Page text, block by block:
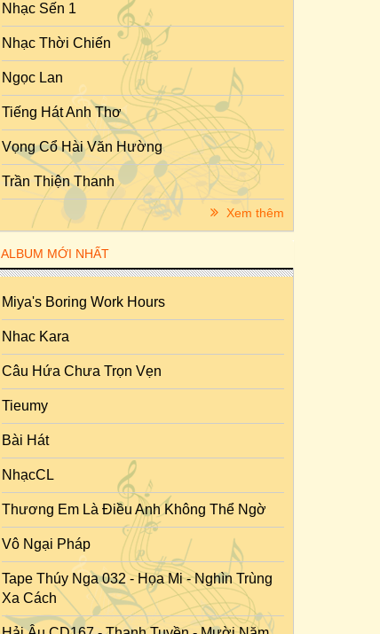
Nhạc Sến 1
Nhạc Thời Chiến
Ngọc Lan
Tiếng Hát Anh Thơ
Vọng Cổ Hài Văn Hường
Trần Thiện Thanh
Xem thêm
ALBUM MỚI NHẤT
Miya's Boring Work Hours
Nhac Kara
Câu Hứa Chưa Trọn Vẹn
Tieumy
Bài Hát
NhạcCL
Thương Em Là Điều Anh Không Thể Ngờ
Vô Ngại Pháp
Tape Thúy Nga 032 - Họa Mi - Nghìn Trùng
Xa Cách